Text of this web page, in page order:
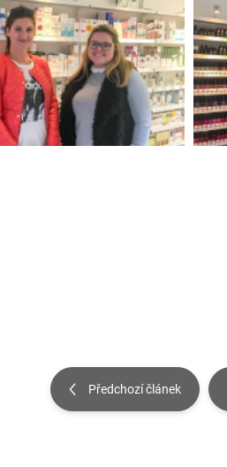
Předchozí článek